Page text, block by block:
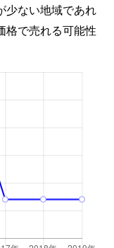
少ない地域であれ
格で売れる可能性